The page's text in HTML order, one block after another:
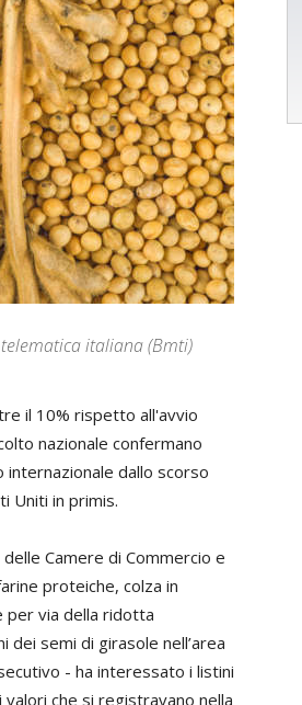
italiana (Bmti)
il 10% rispetto all'avvio
nazionale confermano
internazionale dallo scorso
Uniti in primis.
Camere di Commercio e
proteiche, colza in
per via della ridotta
semi di girasole nell’area
- ha interessato i listini
che si registravano nella